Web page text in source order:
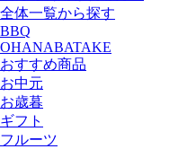
全体一覧から探す
BBQ
OHANABATAKE
おすすめ商品
お中元
お歳暮
ギフト
フルーツ